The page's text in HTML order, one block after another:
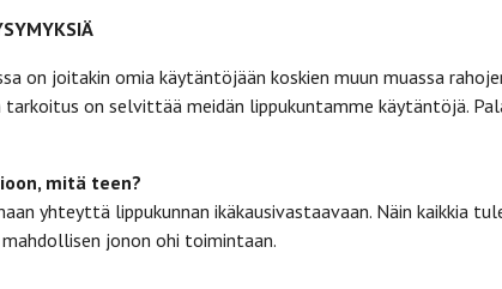
on joitakin omia käytäntöjään koskien muun muassa
tarkoitus on selvittää meidän lippukuntamme käytäntöjä.
mitä teen?
yhteyttä lippukunnan ikäkausivastaavaan. Näin kaikkia
mahdollisen jonon ohi toimintaan.